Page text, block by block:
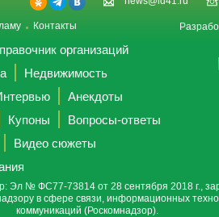
Контакты
организаций
Недвижимость
Анекдоты
Купоны
Вопросы-ответы
Видео сюжеты
Эл № ФС77-73814 от 28 сентября 2018 г.,
в сфере связи, информационных
коммуникаций (Роскомнадзор).